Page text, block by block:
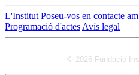
L'Institut Poseu-vos en contacte
Programació d'actes Avís legal
© 2026 Fundació